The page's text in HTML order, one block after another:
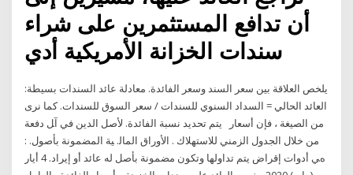
أن تدافع المستثمرين على شراء
يلخص العلاقة بين سعر السند وسعر الفائدة. معادلة عائد السندات بسيطة:
العائد الحالي = السداد السنوي للسندات / سعر السوق للسندات. كما نرى
من الصيغة ، فإن أسعار ﻳﺘﻢ ﺗﺤﺪﻳﺪ ﻧﺴﺒﺔ اﻟﻔﺎﺋﺪة. ﻷﺻﻞ اﻟﺪﻳﻦ ﻓﻲ آﻞ دﻓﻌﺔ
ﻣﻦ ﺧﻼل اﻟﺠﺪول اﻟﺰﻣﻨﻲ ﻟﻼﺳﺘﻬﻼك . اﻷوراق اﻟﻤﺎﻟ. ﻴﺔ اﻟﻤﻀﻤﻮﻧﺔ ﺑﺄﺻﻮل. :
هﻲ أدوات إﻗﺮاض ﻳﺘﻢ ﺗﺪاوﻟﻬﺎ وﺗﻜﻮن ﻣﻀﻤﻮﻧﺔ ﺑﺄﺻﻞ ﻟﻪ ﻋﺎﺋﺪ أو إﻳﺮاد. 4 أيار